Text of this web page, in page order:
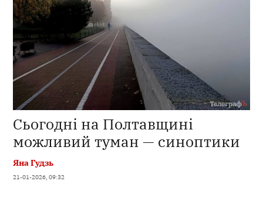
Сьогодні на Полтавщині
можливий туман — синоптики
Яна Гудзь
21-01-2026, 09:32